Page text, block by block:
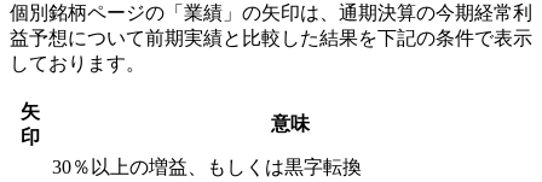
個別銘柄ページの「業績」の矢印は、通期決算の今期経常利
益予想について前期実績と比較した結果を下記の条件で表示
しております。
矢
印
意味
30％以上の増益、もしくは黒字転換